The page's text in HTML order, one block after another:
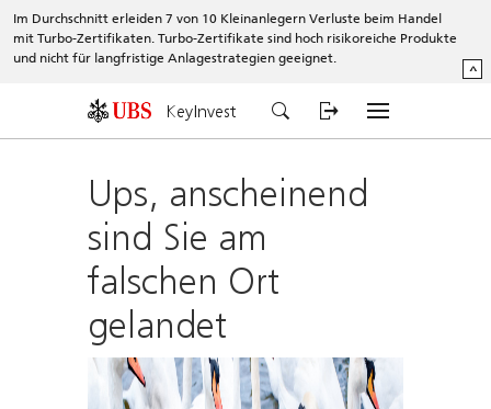
Im Durchschnitt erleiden 7 von 10 Kleinanlegern Verluste beim Handel
mit Turbo-Zertifikaten. Turbo-Zertifikate sind hoch risikoreiche Produkte
und nicht für langfristige Anlagestrategien geeignet.
^
KeyInvest
Ups, anscheinend
sind Sie am
falschen Ort
gelandet